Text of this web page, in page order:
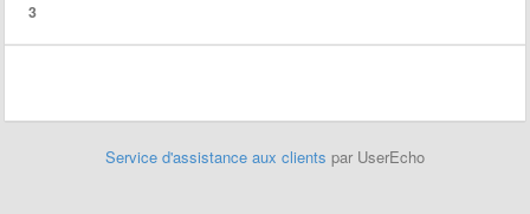
3
Service d'assistance aux clients par UserEcho